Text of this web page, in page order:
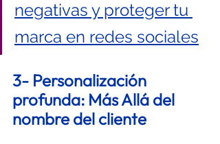
negativas y proteger tu
marca en redes sociales
3- Personalización
profunda: Más Allá del
nombre del cliente